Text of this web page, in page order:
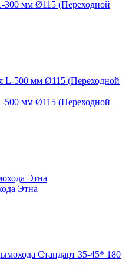
300 мм Ø115 (Переходной
500 мм Ø115 (Переходной
Этна